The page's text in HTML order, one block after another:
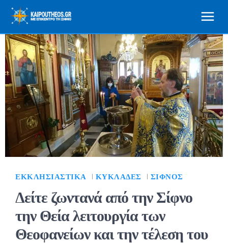
ΕΚΚΛΗΣΙΑΣΤΙΚΆ ΚΥΚΛΆΔΕΣ ΣΊΦΝΟΣ
Δείτε ζωντανά από την Σίφνο
την Θεία λειτουργία των
Θεοφανείων και την τέλεση του